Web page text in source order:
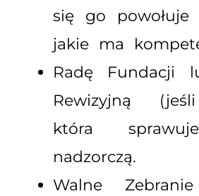
się go powołuje
jakie ma
Radę Fundacji
Rewizyjną
która
nadzorczą.
Walne